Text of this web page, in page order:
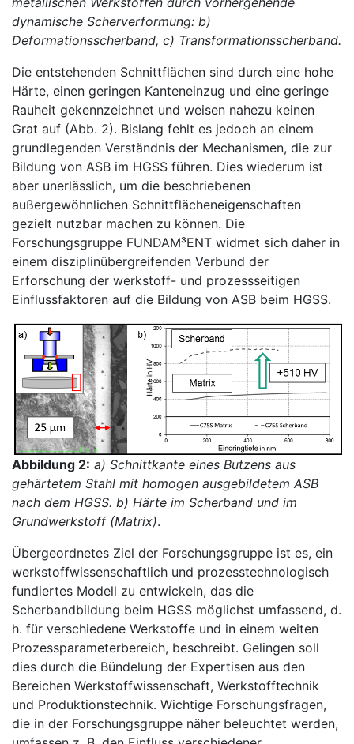
dynamische Scherverformung: b)
Deformationsscherband, c) Transformationsscherband.
Die entstehenden Schnittflächen sind durch eine hohe
Härte, einen geringen Kanteneinzug und eine geringe
Rauheit gekennzeichnet und weisen nahezu keinen
Grat auf (Abb. 2). Bislang fehlt es jedoch an einem
grundlegenden Verständnis der Mechanismen, die zur
Bildung von ASB im HGSS führen. Dies wiederum ist
aber unerlässlich, um die beschriebenen
außergewöhnlichen Schnittflächeneigenschaften
gezielt nutzbar machen zu können. Die
Forschungsgruppe FUNDAM³ENT widmet sich daher in
einem disziplinübergreifenden Verbund der
Erforschung der werkstoff- und prozessseitigen
Einflussfaktoren auf die Bildung von ASB beim HGSS.
Abbildung 2: a) Schnittkante eines Butzens aus
gehärtetem Stahl mit homogen ausgebildetem ASB
nach dem HGSS. b) Härte im Scherband und im
Grundwerkstoff (Matrix).
Übergeordnetes Ziel der Forschungsgruppe ist es, ein
werkstoffwissenschaftlich und prozesstechnologisch
fundiertes Modell zu entwickeln, das die
Scherbandbildung beim HGSS möglichst umfassend, d.
h. für verschiedene Werkstoffe und in einem weiten
Prozessparameterbereich, beschreibt. Gelingen soll
dies durch die Bündelung der Expertisen aus den
Bereichen Werkstoffwissenschaft, Werkstofftechnik
und Produktionstechnik. Wichtige Forschungsfragen,
die in der Forschungsgruppe näher beleuchtet werden,